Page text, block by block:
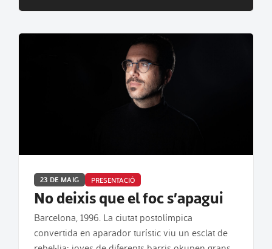
23 DE MAIG PRESENTACIÓ
No deixis que el foc s’apagui
Barcelona, 1996. La ciutat postolímpica
convertida en aparador turístic viu un esclat de